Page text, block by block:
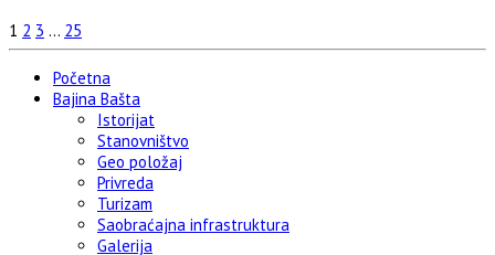
1 2 3 … 25
Početna
Bajina Bašta
Istorijat
Stanovništvo
Geo položaj
Privreda
Turizam
Saobraćajna infrastruktura
Galerija